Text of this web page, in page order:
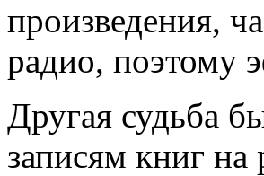
произведения,
радио, поэтому
Другая судьба
записям книг